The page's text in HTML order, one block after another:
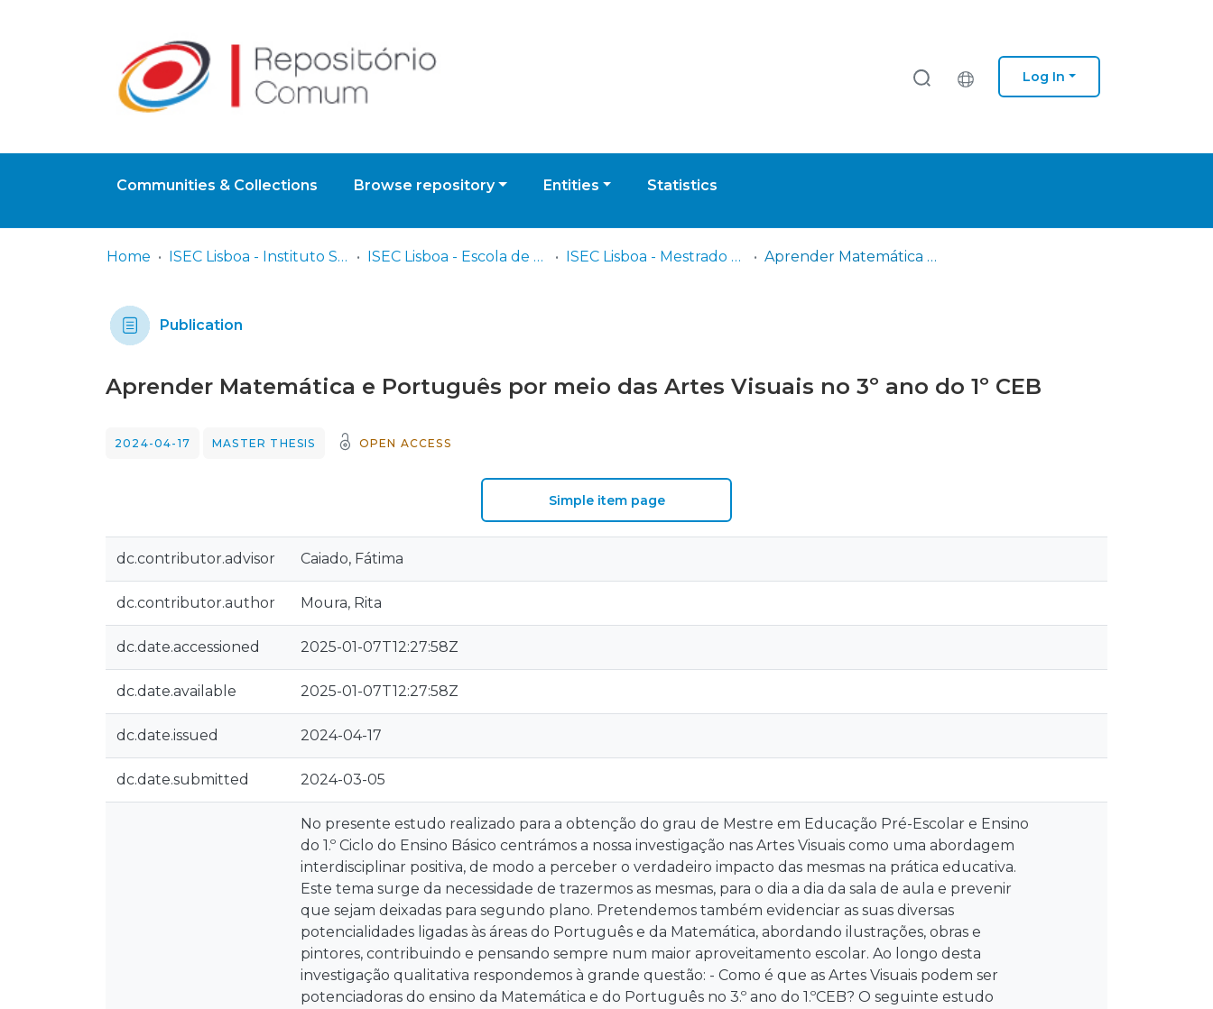
Log In
Communities & Collections Browse repository Entities Statistics
Home ISEC Lisboa - Instituto Superior de Educação e Ciências ISEC Lisboa - Escola de Educação e Desenvolvimento Humano ISEC Lisboa - Mestrado em Educação Pré-Escolar e Ensino do 1º Ciclo do Ensino Básico Aprender Matemática e Português por meio das Artes Visuais no 3º ano do 1º CEB
Publication
Aprender Matemática e Português por meio das Artes Visuais no 3º ano do 1º CEB
2024-04-17 MASTER THESIS OPEN ACCESS
Simple item page
dc.contributor.advisor Caiado, Fátima
dc.contributor.author Moura, Rita
dc.date.accessioned 2025-01-07T12:27:58Z
dc.date.available 2025-01-07T12:27:58Z
dc.date.issued 2024-04-17
dc.date.submitted 2024-03-05
No presente estudo realizado para a obtenção do grau de Mestre em Educação Pré-Escolar e Ensino
do 1.º Ciclo do Ensino Básico centrámos a nossa investigação nas Artes Visuais como uma abordagem
interdisciplinar positiva, de modo a perceber o verdadeiro impacto das mesmas na prática educativa.
Este tema surge da necessidade de trazermos as mesmas, para o dia a dia da sala de aula e prevenir
que sejam deixadas para segundo plano. Pretendemos também evidenciar as suas diversas
potencialidades ligadas às áreas do Português e da Matemática, abordando ilustrações, obras e
pintores, contribuindo e pensando sempre num maior aproveitamento escolar. Ao longo desta
investigação qualitativa respondemos à grande questão: - Como é que as Artes Visuais podem ser
potenciadoras do ensino da Matemática e do Português no 3.º ano do 1.ºCEB? O seguinte estudo